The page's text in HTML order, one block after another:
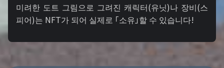
미려한 도트 그림으로 그려진 캐릭터(유닛)나 장비(스
피어)는 NFT가 되어 실제로 「소유」할 수 있습니다!